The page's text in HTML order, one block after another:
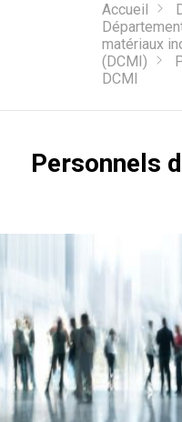
Accueil
matériaux
(DCMI)
DCMI
Personnels